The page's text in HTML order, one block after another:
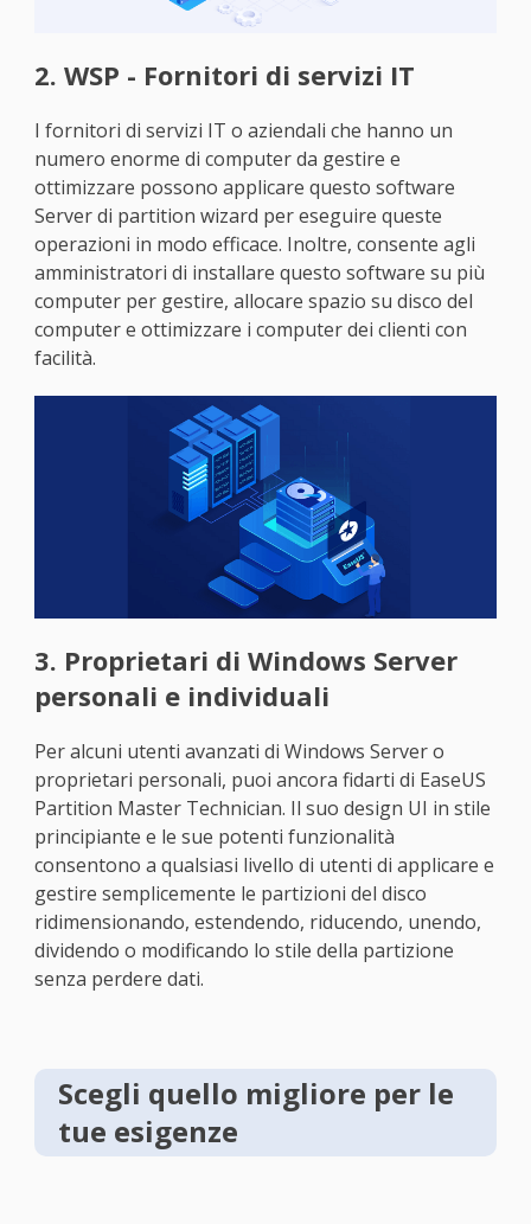
2. WSP - Fornitori di servizi IT
I fornitori di servizi IT o aziendali che hanno un
numero enorme di computer da gestire e
ottimizzare possono applicare questo software
Server di partition wizard per eseguire queste
operazioni in modo efficace. Inoltre, consente agli
amministratori di installare questo software su più
computer per gestire, allocare spazio su disco del
computer e ottimizzare i computer dei clienti con
facilità.
3. Proprietari di Windows Server
personali e individuali
Per alcuni utenti avanzati di Windows Server o
proprietari personali, puoi ancora fidarti di EaseUS
Partition Master Technician. Il suo design UI in stile
principiante e le sue potenti funzionalità
consentono a qualsiasi livello di utenti di applicare e
gestire semplicemente le partizioni del disco
ridimensionando, estendendo, riducendo, unendo,
dividendo o modificando lo stile della partizione
senza perdere dati.
Scegli quello migliore per le
tue esigenze